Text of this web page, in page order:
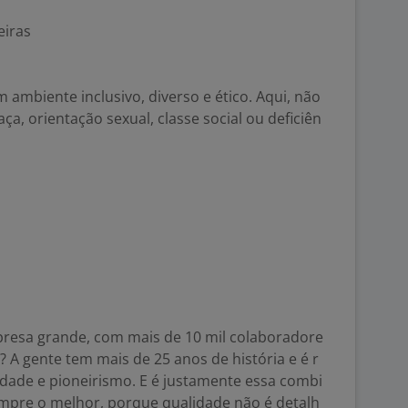
ambiente inclusivo, diverso e ético. Aqui, não
orientação sexual, classe social ou deficiên
grande, com mais de 10 mil colaboradore
A gente tem mais de 25 anos de história e é r
e pioneirismo. E é justamente essa combi
o melhor, porque qualidade não é detalh